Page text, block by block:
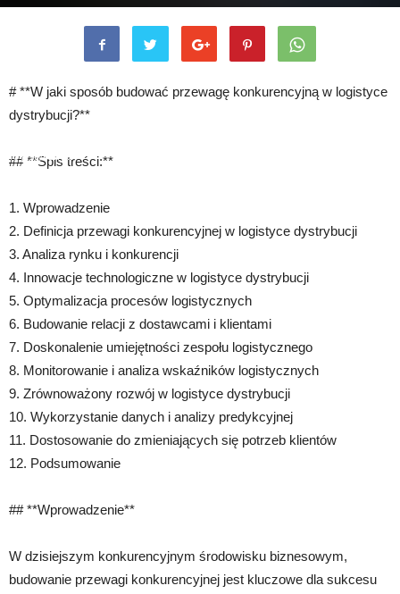
logistycznych
# **W jaki sposób budować przewagę konkurencyjną w logistyce
dystrybucji?**
## **Spis treści:**
1. Wprowadzenie
2. Definicja przewagi konkurencyjnej w logistyce dystrybucji
3. Analiza rynku i konkurencji
4. Innowacje technologiczne w logistyce dystrybucji
5. Optymalizacja procesów logistycznych
6. Budowanie relacji z dostawcami i klientami
7. Doskonalenie umiejętności zespołu logistycznego
8. Monitorowanie i analiza wskaźników logistycznych
9. Zrównoważony rozwój w logistyce dystrybucji
10. Wykorzystanie danych i analizy predykcyjnej
11. Dostosowanie do zmieniających się potrzeb klientów
12. Podsumowanie
## **Wprowadzenie**
W dzisiejszym konkurencyjnym środowisku biznesowym,
budowanie przewagi konkurencyjnej jest kluczowe dla sukcesu